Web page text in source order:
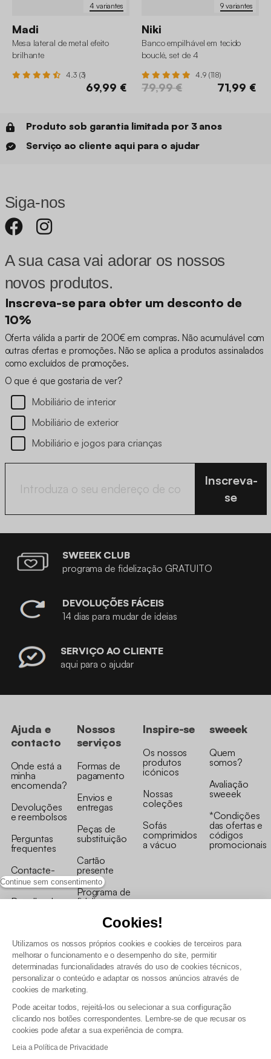
Continue sem consentimento
Cookies!
Utilizamos os nossos próprios cookies e cookies de terceiros para
melhorar o funcionamento e o desempenho do site, permitir
determinadas funcionalidades através do uso de cookies técnicos,
personalizar o conteúdo e adaptar os nossos anúncios através de
cookies de marketing.
Pode aceitar todos, rejeitá-los ou selecionar a sua configuração
clicando nos botões correspondentes. Lembre-se de que recusar os
cookies pode afetar a sua experiência de compra.
Leia a Política de Privacidade
4 variantes
Madi
Mesa lateral de metal efeito
brilhante
4.3 (3)
69,99 €
9 variantes
Niki
Banco empilhável em tecido
bouclé, set de 4
4.9 (118)
79,99 € 71,99 €
Produto sob garantia limitada por 3 anos
Serviço ao cliente aqui para o ajudar
Siga-nos
A sua casa vai adorar os nossos
novos produtos.
Inscreva-se para obter um desconto de
10%
Oferta válida a partir de 200€ em compras. Não acumulável com
outras ofertas e promoções. Não se aplica a produtos assinalados
como excluídos de promoções.
O que é que gostaria de ver?
Mobiliário de interior
Mobiliário de exterior
Mobiliário e jogos para crianças
Inscreva-
se
SWEEEK CLUB
programa de fidelização GRATUITO
DEVOLUÇÕES FÁCEIS
14 dias para mudar de ideias
SERVIÇO AO CLIENTE
aqui para o ajudar
Ajuda e
contacto
Onde está a
minha
encomenda?
Devoluções
e reembolsos
Perguntas
frequentes
Contacte-
nos
Recolha de
Nossos
serviços
Formas de
pagamento
Envios e
entregas
Peças de
substituição
Cartão
presente
Programa de
fidelizaçao
Inspire-se
Os nossos
produtos
icónicos
Nossas
coleções
Sofás
comprimidos
a vácuo
sweeek
Quem
somos?
Avaliação
sweeek
*Condições
das ofertas e
códigos
promocionais
Termos e Condições Gerais de Venda e Aviso Legal
Gestão de dados pessoais e política de cookies
Termos e condições gerais de venda pro
Declaração de Acessibilidade